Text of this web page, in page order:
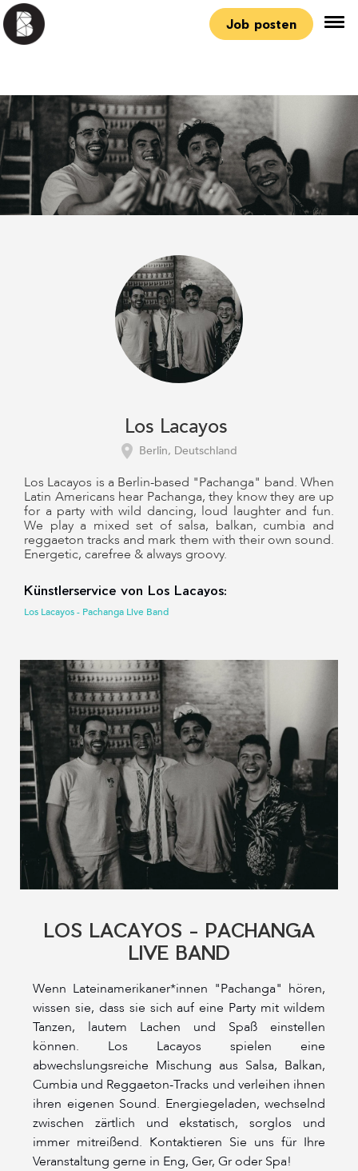
Job posten
Los Lacayos
Berlin, Deutschland
Los Lacayos is a Berlin-based "Pachanga" band. When
Latin Americans hear Pachanga, they know they are up
for a party with wild dancing, loud laughter and fun.
We play a mixed set of salsa, balkan, cumbia and
reggaeton tracks and mark them with their own sound.
Energetic, carefree & always groovy.
Künstlerservice von Los Lacayos:
Los Lacayos - Pachanga Live Band
LOS LACAYOS - PACHANGA
LIVE BAND
Wenn Lateinamerikaner*innen "Pachanga" hören,
wissen sie, dass sie sich auf eine Party mit wildem
Tanzen, lautem Lachen und Spaß einstellen
können. Los Lacayos spielen eine
abwechslungsreiche Mischung aus Salsa, Balkan,
Cumbia und Reggaeton-Tracks und verleihen ihnen
ihren eigenen Sound. Energiegeladen, wechselnd
zwischen zärtlich und ekstatisch, sorglos und
immer mitreißend. Kontaktieren Sie uns für Ihre
Veranstaltung gerne in Eng, Ger, Gr oder Spa!